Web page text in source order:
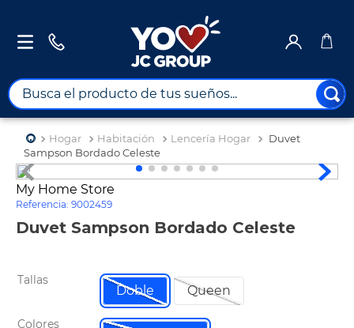
Busca el producto de tus sueños...
Hogar Habitación Lencería Hogar
Duvet
Sampson Bordado Celeste
My Home Store
Referencia: 9002459
Duvet Sampson Bordado Celeste
Tallas
Doble Queen
Colores
TÉRMINOS MÁS BUSCADOS
1.
combos
2.
maximuebles
3.
4.
nevera
.
turismo
7.
impresora